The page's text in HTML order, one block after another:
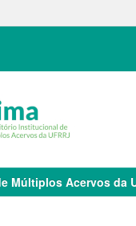
Múltiplos Acervos da